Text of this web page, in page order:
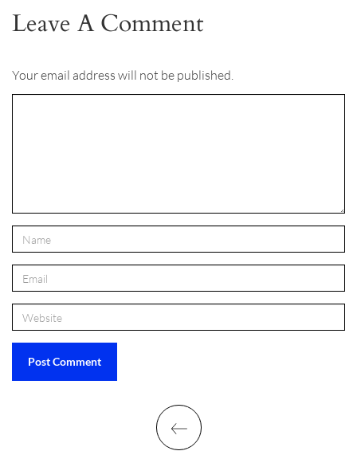
Leave A Comment
Your email address will not be published.